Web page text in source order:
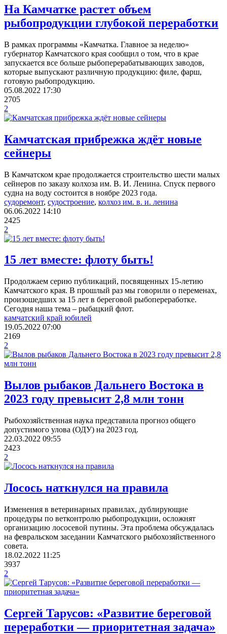
На Камчатке растет объем
рыбопродукции глубокой переработки
В рамках программы «Камчатка. Главное за неделю»
губернатор Камчатского края сообщил о том, что в крае
запускается все больше рыбоперерабатывающих заводов,
которые выпускают различную продукцию: филе, фарш,
готовую рыбопродукцию.
05.08.2022 17:30
2705
2
Камчатская прибрежка ждёт новые
сейнеры
В Камчатском крае продолжается строительство шести малых
сейнеров по заказу колхоза им. В. И. Ленина. Спуск первого
судна на воду состоится в ноябре 2023 года.
судоремонт, судостроение, колхоз им. в. и. ленина
06.06.2022 14:10
2425
2
15 лет вместе: флоту быть!
Продолжаем серию публикаций, посвященных 15-летию
Камчатского края. В прошлый раз мы говорили о переменах,
произошедших за 15 лет в береговой рыбопереработке.
Сегодня наша тема – рыбацкий флот.
камчатский край юбилей
19.05.2022 07:00
2169
2
Вылов рыбаков Дальнего Востока в
2023 году превысит 2,8 млн тонн
Рыбохозяйственная наука представила прогноз общего
допустимого улова (ОДУ) на 2023 год.
22.03.2022 09:55
2423
2
Лосось наткнулся на правила
Изменения в ветеринарных правилах, дублирующие
процедуры по ветконтролю рыбопродукции, осложнят
организацию лососевой путины. Эта проблема обсуждалась
на февральском заседании Камчатского рыбохозяйственного
совета.
18.02.2022 11:25
3937
2
Сергей Тарусов: «Развитие береговой
переработки — приоритетная задача»